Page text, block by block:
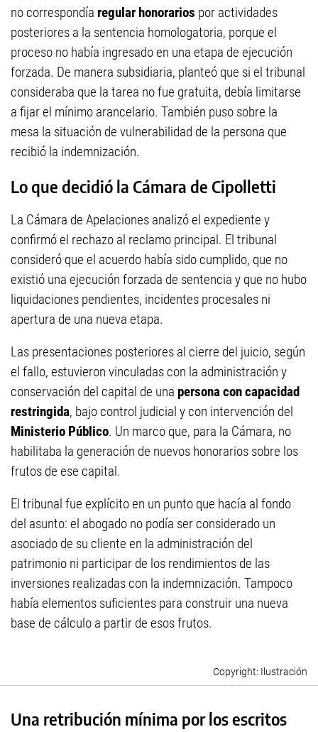
no correspondía regular honorarios por actividades
posteriores a la sentencia homologatoria, porque el
proceso no había ingresado en una etapa de ejecución
forzada. De manera subsidiaria, planteó que si el tribunal
consideraba que la tarea no fue gratuita, debía limitarse
a fijar el mínimo arancelario. También puso sobre la
mesa la situación de vulnerabilidad de la persona que
recibió la indemnización.
Lo que decidió la Cámara de Cipolletti
La Cámara de Apelaciones analizó el expediente y
confirmó el rechazo al reclamo principal. El tribunal
consideró que el acuerdo había sido cumplido, que no
existió una ejecución forzada de sentencia y que no hubo
liquidaciones pendientes, incidentes procesales ni
apertura de una nueva etapa.
Las presentaciones posteriores al cierre del juicio, según
el fallo, estuvieron vinculadas con la administración y
conservación del capital de una persona con capacidad
restringida, bajo control judicial y con intervención del
Ministerio Público. Un marco que, para la Cámara, no
habilitaba la generación de nuevos honorarios sobre los
frutos de ese capital.
El tribunal fue explícito en un punto que hacía al fondo
del asunto: el abogado no podía ser considerado un
asociado de su cliente en la administración del
patrimonio ni participar de los rendimientos de las
inversiones realizadas con la indemnización. Tampoco
había elementos suficientes para construir una nueva
base de cálculo a partir de esos frutos.
Ilustración
Una retribución mínima por los escritos